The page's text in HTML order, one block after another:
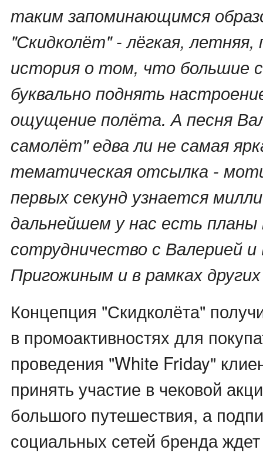
таким запоминающимся
"Скидколёт" - лёгкая, летняя,
история о том, что большие
буквально поднять
ощущение полёта. А песня
самолёт" едва ли не самая
тематическая отсылка -
первых секунд узнается
дальнейшем у нас есть
сотрудничество с Валерией
Пригожиным и в рамках
Концепция "Скидколёта"
в промоактивностях для
проведения "White Friday"
принять участие в чековой
большого путешествия, а
социальных сетей бренда